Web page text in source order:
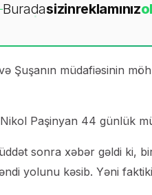
Buradasizinreklamınız
Şuşanın müdafiəsinin
Paşinyan 44 günlük
sonra xəbər gəldi ki,
yolunu kəsib. Yəni